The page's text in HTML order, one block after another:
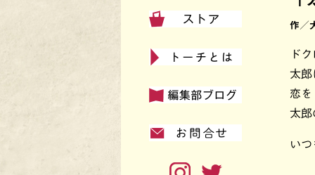
作／
ド
太郎
恋を
太郎
い